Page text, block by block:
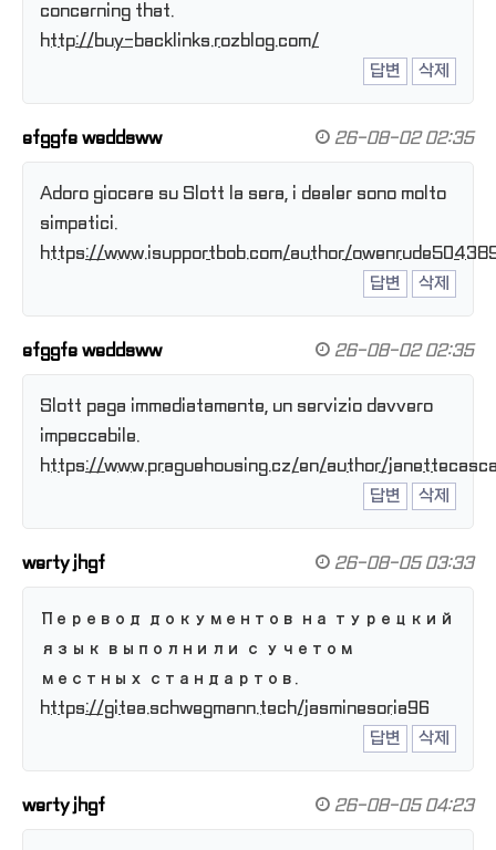
concerning that.
http://buy-backlinks.rozblog.com/
답변
삭제
efggfe weddsww 26-08-02 02:35
Adoro giocare su Slott la sera, i dealer sono molto
simpatici.
https://www.isupportbob.com/author/
답변
삭제
efggfe weddsww 26-08-02 02:35
Slott paga immediatamente, un servizio davvero
impeccabile.
https://www.praguehousing.cz/en/author/
답변
삭제
werty jhgf 26-08-05 03:33
Перевод документов на турецкий
язык выполнили с учетом
местных стандартов.
https://gitea.schwegmann.tech/jasminesoria96
답변
삭제
werty jhgf 26-08-05 04:23